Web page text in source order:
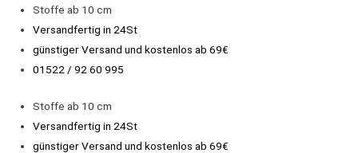
Inhalt
springen
Stoffe ab 10 cm
Versandfertig in 24St
günstiger Versand und kostenlos ab 69€
01522 / 92 60 995
Stoffe ab 10 cm
Versandfertig in 24St
günstiger Versand und kostenlos ab 69€